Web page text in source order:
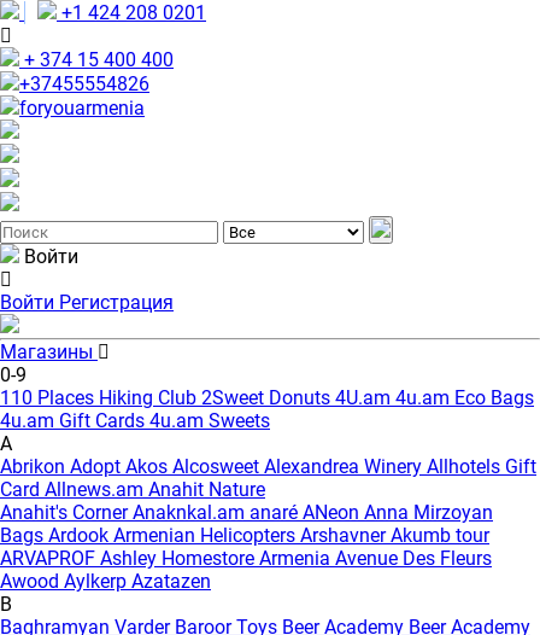
+1 424 208 0201
+ 374 15 400 400
+37455554826
foryouarmenia
Войти
Войти Регистрация
Магазины
0-9
110 Places Hiking Club 2Sweet Donuts 4U.am 4u.am Eco Bags
4u.am Gift Cards 4u.am Sweets
A
Abrikon Adopt Akos Alcosweet Alexandrea Winery Allhotels Gift
Card Allnews.am Anahit Nature
Anahit's CornerAnaknkal.am anaré ANeon Anna Mirzoyan
Bags Ardook Armenian Helicopters Arshavner Akumb tour
ARVAPROF Ashley Homestore Armenia Avenue Des Fleurs
Awood Aylkerp Azatazen
B
Baghramyan Varder Baroor Toys Beer Academy Beer Academy